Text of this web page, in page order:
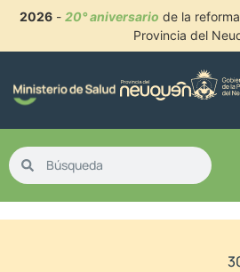
2026- 20° aniversario de la
Provincia del